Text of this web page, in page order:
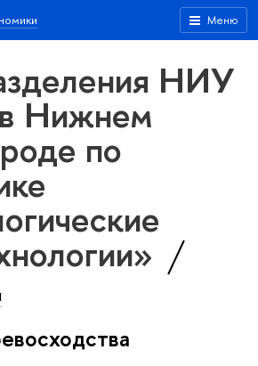
Меню
НИУ
Нижнем
по